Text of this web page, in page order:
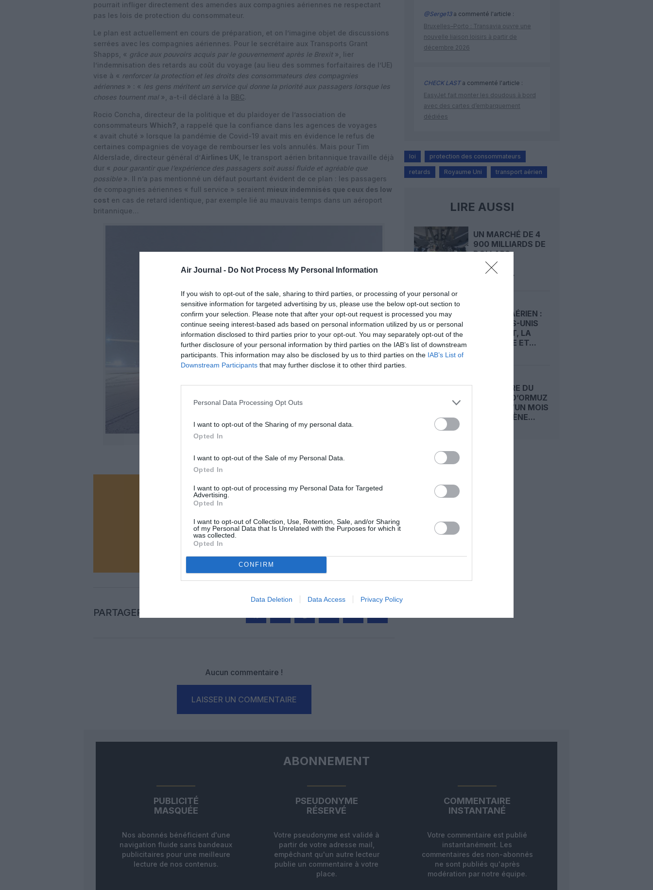
Air Journal - Do Not Process My Personal Information
If you wish to opt-out of the sale, sharing to third parties, or processing of your personal or
sensitive information for targeted advertising by us, please use the below opt-out section to
confirm your selection. Please note that after your opt-out request is processed you may
continue seeing interest-based ads based on personal information utilized by us or personal
information disclosed to third parties prior to your opt-out. You may separately opt-out of the
further disclosure of your personal information by third parties on the IAB’s list of downstream
participants. This information may also be disclosed by us to third parties on the IAB’s List of
Downstream Participants that may further disclose it to other third parties.
Personal Data Processing Opt Outs
I want to opt-out of the Sharing of my personal data.
Opted In
I want to opt-out of the Sale of my Personal Data.
Opted In
I want to opt-out of processing my Personal Data for Targeted
Advertising.
Opted In
I want to opt-out of Collection, Use, Retention, Sale, and/or Sharing
of my Personal Data that Is Unrelated with the Purposes for which it
was collected.
Opted In
CONFIRM
Data Deletion Data Access Privacy Policy
pourrait infliger directement des amendes aux compagnies aériennes ne respectant
pas les lois de protection du consommateur.
Le plan est actuellement en cours de préparation, et on l’imagine objet de discussions
serrées avec les compagnies aériennes. Pour le secrétaire aux Transports Grant
Shapps, « grâce aux pouvoirs acquis par le gouvernement après le Brexit », lier
l’indemnisation des retards au coût du voyage (au lieu des sommes forfaitaires de l’UE)
vise à « renforcer la protection et les droits des consommateurs des compagnies
aériennes » : « les gens méritent un service qui donne la priorité aux passagers lorsque les
choses tournent mal», a-t-il déclaré à la BBC.
Rocio Concha, directeur de la politique et du plaidoyer de l’association de
consommateurs Which? , a rappelé que la confiance dans les agences de voyages
« avait chuté » lorsque la pandémie de Covid-19 avait mis en évidence le refus de
certaines compagnies de voyage de rembourser les vols annulés. Mais pour Tim
Alderslade, directeur général d’Airlines UK , le transport aérien britannique travaille déjà
dur « pour garantir que l’expérience des passagers soit aussi fluide et agréable que
possible ». Il n’a pas mentionné un défaut pourtant évident de ce plan : les passagers
de compagnies aériennes « full service » seraient mieux indemnisés que ceux des low
cost en cas de retard identique, par exemple lié au mauvais temps dans un aéroport
britannique…
Vous avez apprécié l’article ?
Soutenez-nous, faites un don !
NOUS SOUTENIR
PARTAGER L'ARTICLE
Aucun commentaire !
LAISSER UN COMMENTAIRE
@Serge13a commenté l'article :
Bruxelles–Porto : Transavia ouvre une
nouvelle liaison loisirs à partir de
décembre 2026
CHECK LASTa commenté l'article :
EasyJet fait monter les doudous à bord
avec des cartes d’embarquement
dédiées
loi protection des consommateurs
retards Royaume Uni transport aérien
LIRE AUSSI
UN MARCHÉ DE 4
900 MILLIARDS DE
DOLLARS :
L’AVENIR
RADIEUX...
MARCHÉ AÉRIEN :
LES ÉTATS-UNIS
DOMINENT, LA
FRANCE 9E ET...
FERMETURE DU
DÉTROIT D’ORMUZ
: MOINS D’UN MOIS
DE KÉROSÈNE...
ABONNEMENT
PUBLICITÉ
MASQUÉE
Nos abonnés bénéficient d'une
navigation fluide sans bandeaux
publicitaires pour une meilleure
lecture de nos contenus.
PSEUDONYME
RÉSERVÉ
Votre pseudonyme est validé à
partir de votre adresse mail,
empêchant qu'un autre lecteur
publie un commentaire à votre
place.
COMMENTAIRE
INSTANTANÉ
Votre commentaire est publié
instantanément. Les
commentaires des non-abonnés
ne sont publiés qu'après
modération par notre équipe.